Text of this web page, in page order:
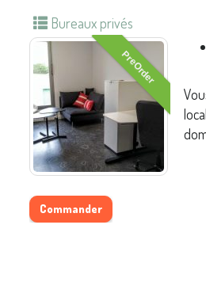
Bureaux privés
PreOrder
Commander